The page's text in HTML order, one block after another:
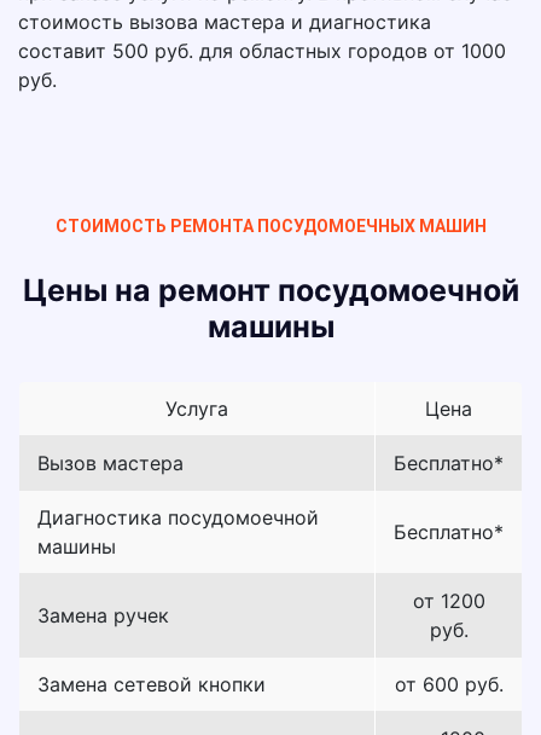
стоимость вызова мастера и диагностика
составит 500 руб. для областных городов от 1000
руб.
СТОИМОСТЬ РЕМОНТА ПОСУДОМОЕЧНЫХ МАШИН
Цены на ремонт посудомоечной
машины
Услуга Цена
Вызов мастера Бесплатно*
Диагностика посудомоечной
машины
Бесплатно*
Замена ручек
от 1200
руб.
Замена сетевой кнопки от 600 руб.